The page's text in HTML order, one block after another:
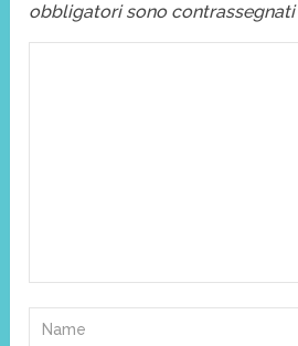
obbligatori sono contrassegnati